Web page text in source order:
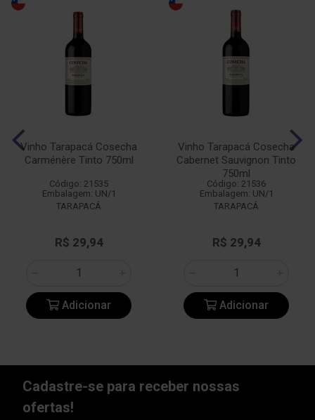
Vinho Tarapacá Cosecha
Carménère Tinto 750ml
Código: 21535
Embalagem: UN/1
TARAPACÁ
R$ 29,94
Adicionar
Vinho Tarapacá Cosecha
Cabernet Sauvignon Tinto
750ml
Código: 21536
Embalagem: UN/1
TARAPACÁ
R$ 29,94
Adicionar
Cadastre-se para receber nossas
ofertas!